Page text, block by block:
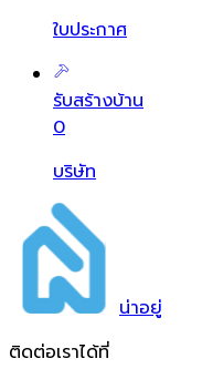
ใบประกาศ
รับสร้างบ้าน
0
บริษัท
น่าอยู่
ติดต่อเราได้ที่